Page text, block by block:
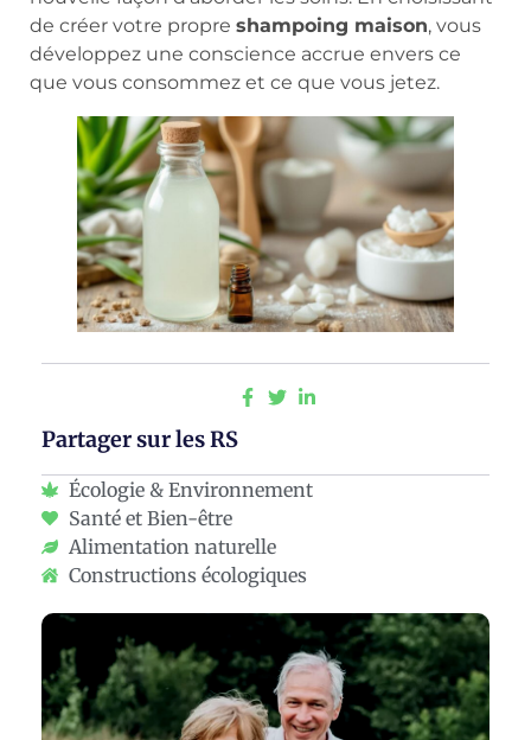
de créer votre propre shampoing maison, vous
développez une conscience accrue envers ce
que vous consommez et ce que vous jetez.
Partager sur les RS
Écologie & Environnement
Santé et Bien-être
Alimentation naturelle
Constructions écologiques